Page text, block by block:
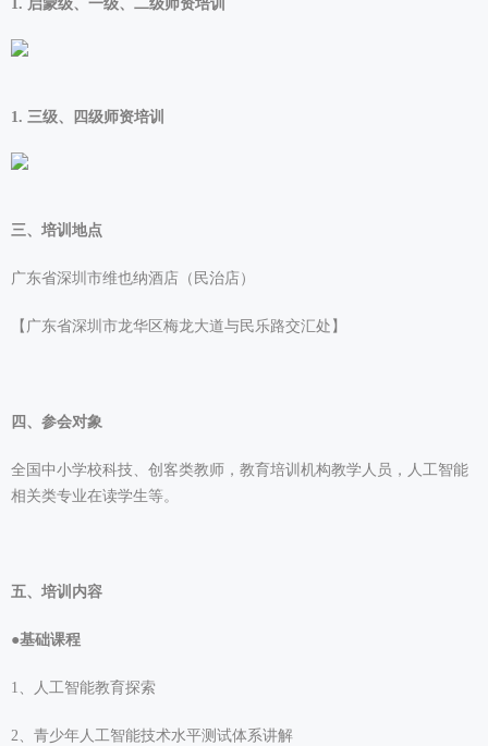
1. 启蒙级、一级、二级师资培训
1. 三级、四级师资培训
三、培训地点
广东省深圳市维也纳酒店（民治店）
【广东省深圳市龙华区梅龙大道与民乐路交汇处】
四、参会对象
全国中小学校科技、创客类教师，教育培训机构教学人员，人工智能
相关类专业在读学生等。
五、培训内容
●基础课程
1、人工智能教育探索
2、青少年人工智能技术水平测试体系讲解